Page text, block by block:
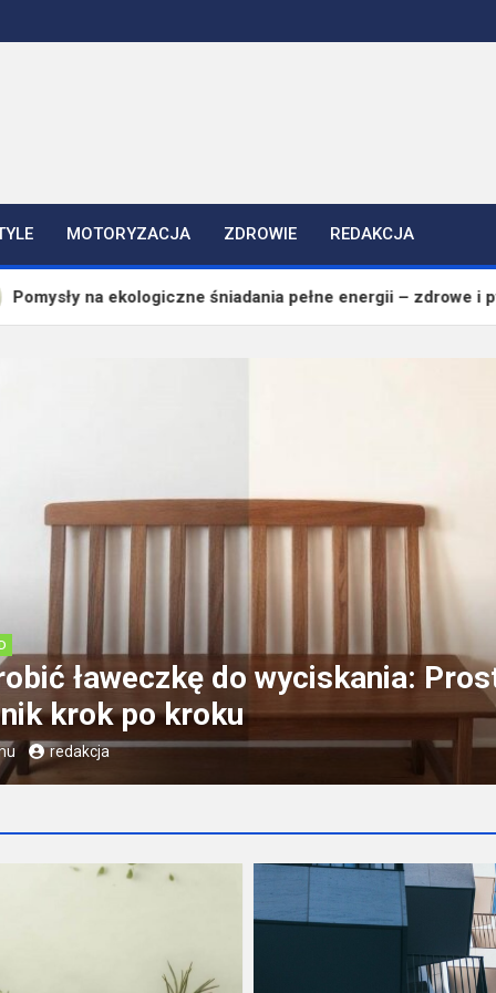
MOTORYZACJA ZDROWIE REDAKCJA
ekologiczne śniadania pełne energii – zdrowe i pyszne
i elewacje to przyszłość
w miastach?
redakcja